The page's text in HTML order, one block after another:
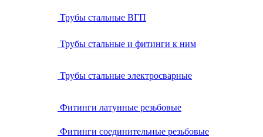
Трубы стальные ВГП
Трубы стальные и фитинги к ним
Трубы стальные электросварные
Фитинги латунные резьбовые
Фитинги соединительные резьбовые